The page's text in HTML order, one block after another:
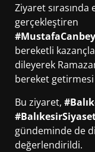
Ziyaret
gerçekleştiren
#MustafaCanbey
bereketli
dileyerek
bereket
Bu ziyaret,
gündeminde de
değerlendirildi.